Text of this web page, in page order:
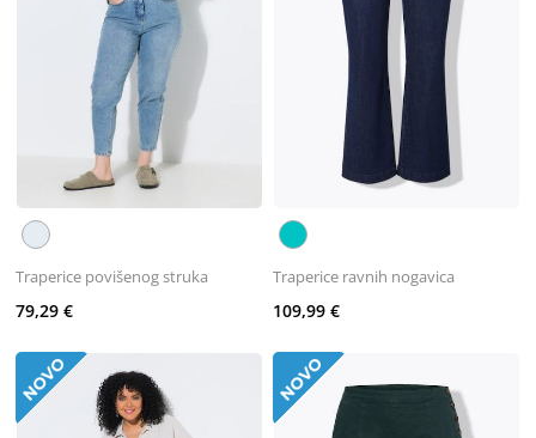
Traperice povišenog struka
79,29 €
Traperice ravnih nogavica
109,99 €